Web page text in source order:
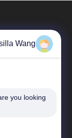
Wang
you looking